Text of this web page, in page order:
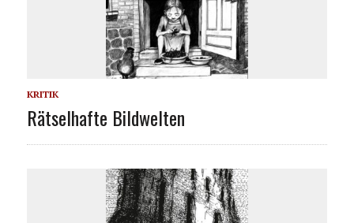
KRITIK
Rätselhafte Bildwelten